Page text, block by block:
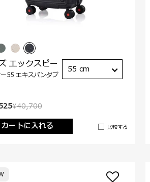
¥40,700
カートに入れる
比較する
エックスピー
55 エキスパンダブ
55 cm